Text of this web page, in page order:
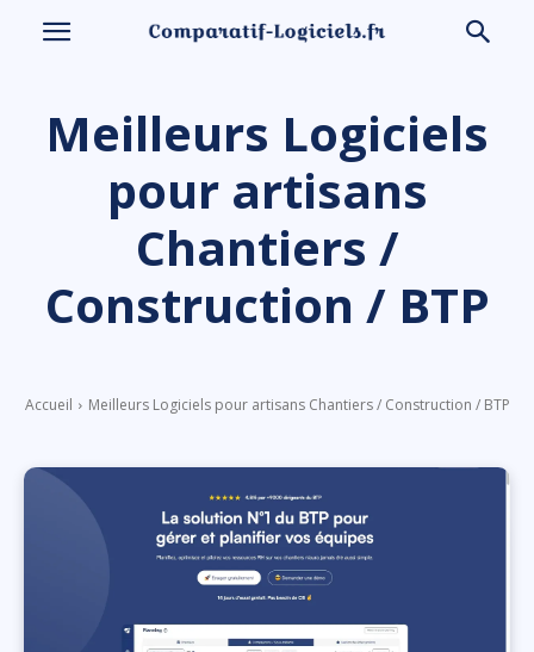
Meilleurs Logiciels
pour artisans
Chantiers /
Construction / BTP
Accueil Meilleurs Logiciels pour artisans Chantiers / Construction / BTP